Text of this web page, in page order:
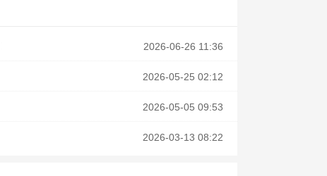
2026-06-26 11:36
2026-05-25 02:12
2026-05-05 09:53
2026-03-13 08:22